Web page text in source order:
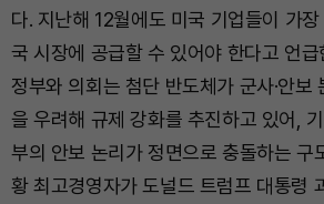
다. 지난해 12월에도 미국 기업들이 가
국 시장에 공급할 수 있어야 한다고 언
정부와 의회는 첨단 반도체가 군사·안보
을 우려해 규제 강화를 추진하고 있어,
부의 안보 논리가 정면으로 충돌하는 구
황 최고경영자가 도널드 트럼프 대통령